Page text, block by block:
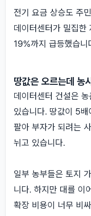
전기 요금 상승도 주
데이터센터가 밀집한
19%까지 급등했습니
땅값은 오르는데 농
데이터센터 건설은
있습니다. 땅값이 5
팔아 부자가 되려는
뉘고 있습니다.
일부 농부들은 토지
니다. 하지만 대를 이
확장 비용이 너무 비